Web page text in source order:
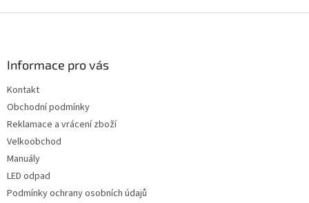
Informace pro vás
Kontakt
Obchodní podmínky
Reklamace a vrácení zboží
Velkoobchod
Manuály
LED odpad
Podmínky ochrany osobních údajů